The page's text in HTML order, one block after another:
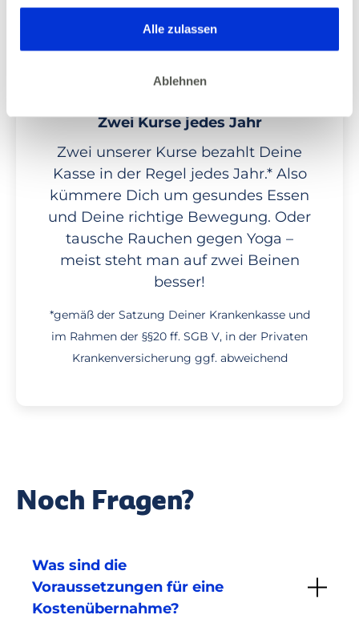
gesammelt haben. Dies gilt auch für Gesundheitsdaten,
die gegebenenfalls für die Kursdurchführung erhoben
werden.
Alle zulassen
Ablehnen
bei Deiner Krankenkasse ein und
bekommst die Kosten erstattet. Top!
3
Zwei Kurse jedes Jahr
Zwei unserer Kurse bezahlt Deine
Kasse in der Regel jedes Jahr.* Also
kümmere Dich um gesundes Essen
und Deine richtige Bewegung. Oder
tausche Rauchen gegen Yoga –
meist steht man auf zwei Beinen
besser!
*gemäß der Satzung Deiner Krankenkasse und
im Rahmen der §§20 ff. SGB V, in der Privaten
Krankenversicherung ggf. abweichend
Noch Fragen?
Was sind die
Voraussetzungen für eine
Kostenübernahme?